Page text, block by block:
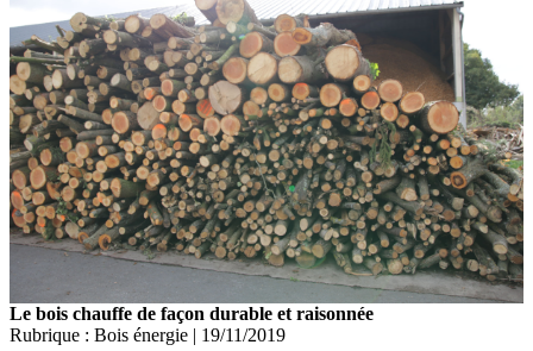
Le bois chauffe de façon durable et raisonnée
Rubrique : Bois énergie | 19/11/2019